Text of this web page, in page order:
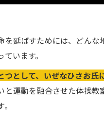
を延ばすためには、どん
います。
つとして、いぜなひさお氏
と運動を融合させた体操